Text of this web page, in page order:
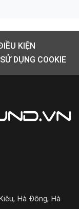
KIỆN
DỤNG COOKIE
Hà Đông, Hà